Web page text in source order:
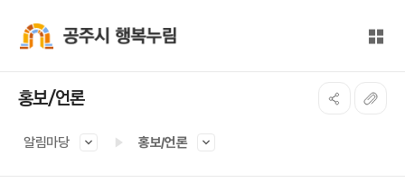
전체
홍보/언론
알림마당 홍보/언론